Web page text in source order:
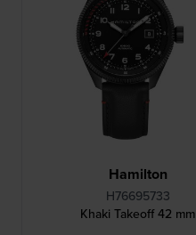
Hamilton
H76695733
Khaki Takeoff 42 mm